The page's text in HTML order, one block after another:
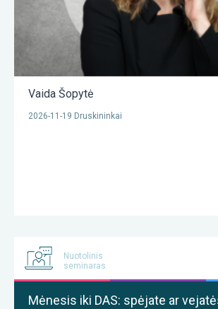
Vaida Šopytė
2026-11-19 Druskininkai
Nuotolinis
seminaras
Mėnesis iki DAS: spėjate ar